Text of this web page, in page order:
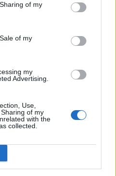
of my
of my
my
Advertising.
Use,
of my
with the
collected.
Tutte le "brillanti idee"
Governo legalmente
un punto di vista formale
della Programmazione
che ti fanno stare
in quell'unico momento
con questo fatto